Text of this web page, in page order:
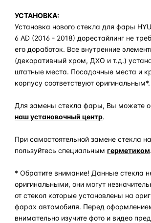
УСТАНОВКА:
Установка нового стекла для фары
6 AD (2016 - 2018) дорестайлинг не
его доработок. Все внутренние
(декоративный хром, ДХО и т.д.)
штатные места. Посадочные места и
корпусу соответствуют оригинальным*.
Для замены стекла фары, Вы можете
наш установочный центр.
При самостоятельной замене стекла
пользуйтесь специальным герметиком.
* Обратите внимание! Данные стекла
оригинальными, они могут
от стекол которые установлены на
фарах автомобиля. Перед
внимательно изучите фото и видео